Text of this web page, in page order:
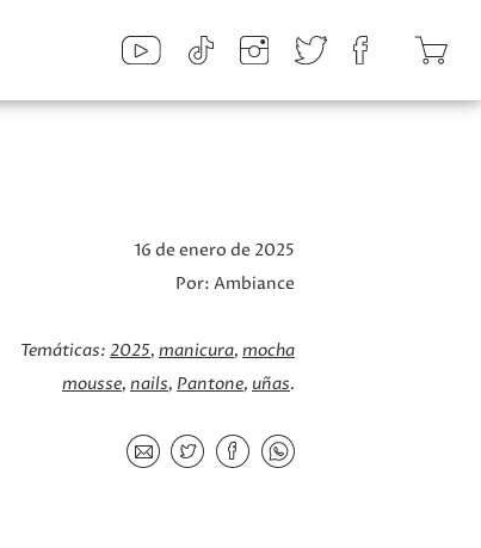
16 de enero de 2025
Por: Ambiance
Temáticas: 2025 manicura mocha
mousse nails Pantone uñas